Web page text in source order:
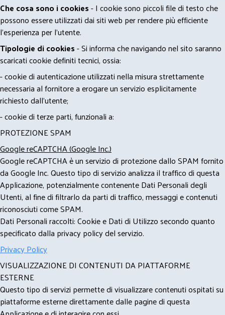
Che cosa sono i cookies- I cookie sono piccoli file di testo che
possono essere utilizzati dai siti web per rendere più efficiente
l'esperienza per l'utente.
Tipologie di cookies- Si informa che navigando nel sito saranno
scaricati cookie definiti tecnici, ossia:
- cookie di autenticazione utilizzati nella misura strettamente
necessaria al fornitore a erogare un servizio esplicitamente
richiesto dall'utente;
- cookie di terze parti, funzionali a:
PROTEZIONE SPAM
Google reCAPTCHA (Google Inc.)
Google reCAPTCHA è un servizio di protezione dallo SPAM fornito
da Google Inc. Questo tipo di servizio analizza il traffico di questa
Applicazione, potenzialmente contenente Dati Personali degli
Utenti, al fine di filtrarlo da parti di traffico, messaggi e contenuti
riconosciuti come SPAM.
Dati Personali raccolti: Cookie e Dati di Utilizzo secondo quanto
specificato dalla privacy policy del servizio.
Privacy Policy
VISUALIZZAZIONE DI CONTENUTI DA PIATTAFORME
ESTERNE
Questo tipo di servizi permette di visualizzare contenuti ospitati su
piattaforme esterne direttamente dalle pagine di questa